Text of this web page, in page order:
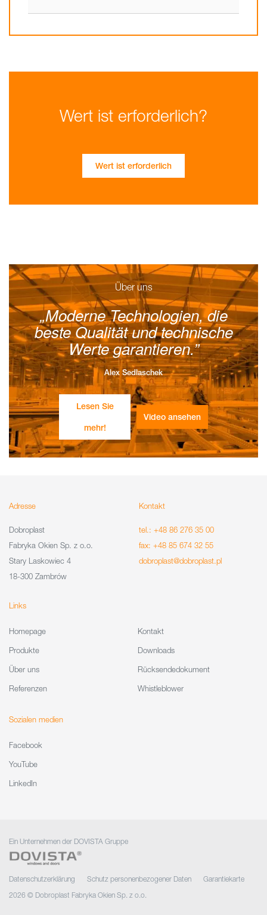
Wert ist erforderlich?
Wert ist erforderlich
Über uns
Moderne Technologien, die
beste Qualität und technische
Werte garantieren.
Alex Sedlaschek
Lesen Sie
mehr!
Video ansehen
Adresse
Dobroplast
Fabryka Okien Sp. z o.o.
Stary Laskowiec 4
18-300 Zambrów
Kontakt
tel.: +48 86 276 35 00
fax: +48 85 674 32 55
dobroplast@dobroplast.pl
Links
Homepage
Produkte
Über uns
Referenzen
Kontakt
Downloads
Rücksendedokument
Whistleblower
Sozialen medien
Facebook
YouTube
LinkedIn
Ein Unternehmen der DOVISTA Gruppe
Datenschutzerklärung Schutz personenbezogener Daten
Garantiekarte
2026 © Dobroplast Fabryka Okien Sp. z o.o.